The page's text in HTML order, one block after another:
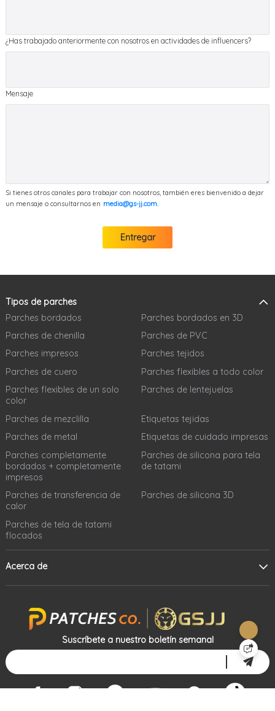
¿Has trabajado anteriormente con nosotros en actividades de influencers?
Mensaje
Si tienes otros canales para trabajar con nosotros, también eres bienvenido a dejar
un mensaje o consultarnos en media@gs-jj.com.
Entregar
Tipos de parches
Parches bordados
Parches bordados en 3D
Parches de chenilla
Parches de PVC
Parches impresos
Parches tejidos
Parches de cuero
Parches flexibles a todo color
Parches flexibles de un solo
color
Parches de lentejuelas
Parches de mezclilla
Etiquetas tejidas
Parches de metal
Etiquetas de cuidado impresas
Parches completamente
bordados + completamente
impresos
Parches de silicona para tela
de tatami
Parches de transferencia de
calor
Parches de silicona 3D
Parches de tela de tatami
flocados
Acerca de
Suscríbete a nuestro boletín semanal